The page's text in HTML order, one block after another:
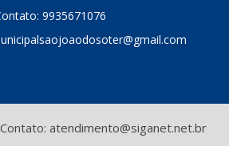
9935671076
atendimento@siganet.net.br